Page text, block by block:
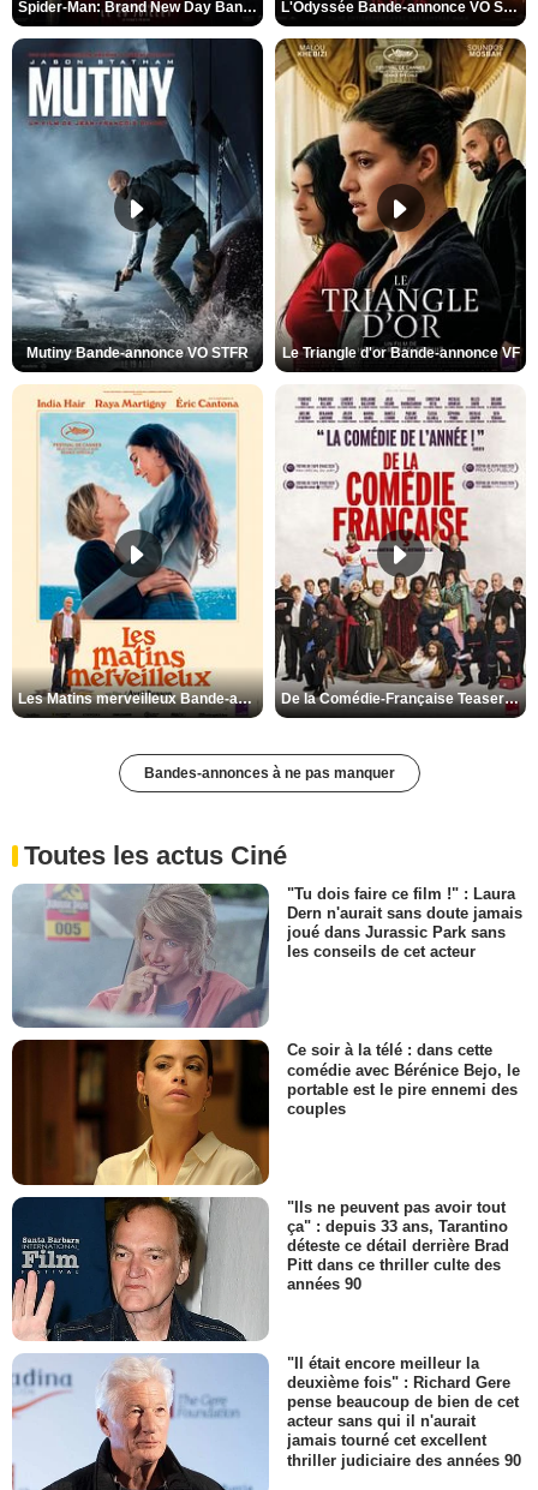
Spider-Man: Brand New Day Bande-annonce VO STFR L'Odyssée Bande-annonce VO STFR
Mutiny Bande-annonce VO STFR Le Triangle d'or Bande-annonce VF
Les Matins merveilleux Bande-annonce VF De la Comédie-Française Teaser VF
Bandes-annonces à ne pas manquer
Toutes les actus Ciné
"Tu dois faire ce film !" : Laura
Dern n'aurait sans doute jamais
joué dans Jurassic Park sans
les conseils de cet acteur
Ce soir à la télé : dans cette
comédie avec Bérénice Bejo, le
portable est le pire ennemi des
couples
"Ils ne peuvent pas avoir tout
ça" : depuis 33 ans, Tarantino
déteste ce détail derrière Brad
Pitt dans ce thriller culte des
années 90
"Il était encore meilleur la
deuxième fois" : Richard Gere
pense beaucoup de bien de cet
acteur sans qui il n'aurait
jamais tourné cet excellent
thriller judiciaire des années 90